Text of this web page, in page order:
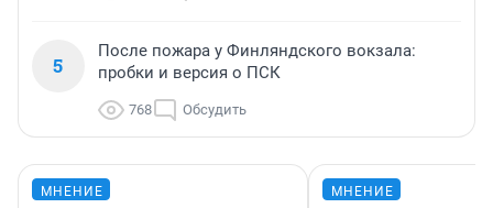
5
После пожара у Финляндского вокзала:
пробки и версия о ПСК
768 Обсудить
МНЕНИЕ МНЕНИЕ